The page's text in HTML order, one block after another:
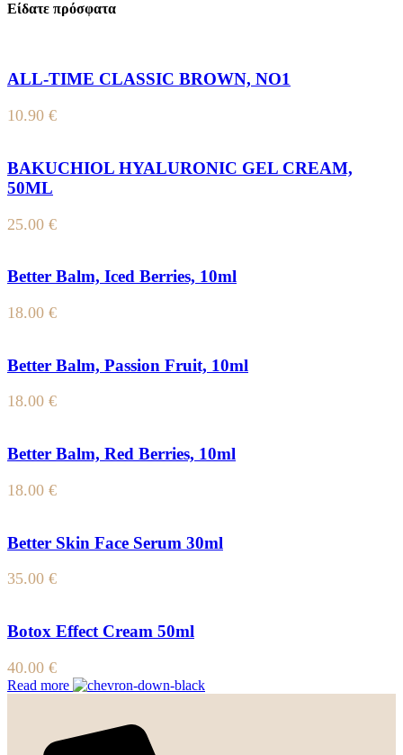
Είδατε πρόσφατα
ALL-TIME CLASSIC BROWN, NO1
10.90 €
BAKUCHIOL HYALURONIC GEL CREAM,
50ML
25.00 €
Better Balm, Iced Berries, 10ml
18.00 €
Better Balm, Passion Fruit, 10ml
18.00 €
Better Balm, Red Berries, 10ml
18.00 €
Better Skin Face Serum 30ml
35.00 €
Botox Effect Cream 50ml
40.00 €
Read more